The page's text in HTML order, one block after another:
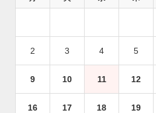
2 3 4 5
9 10 11 12
16 17 18 19